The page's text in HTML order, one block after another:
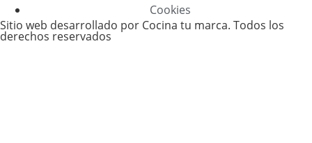
Cookies
Sitio web desarrollado por Cocina tu marca. Todos los
derechos reservados